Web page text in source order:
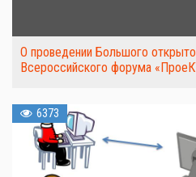
О проведении Большого
Всероссийского форума
6373